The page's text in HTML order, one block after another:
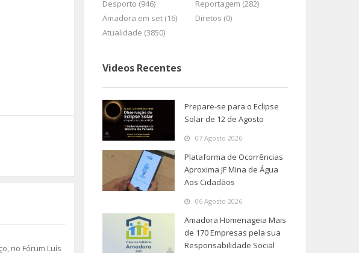
no Fórum Luís
Desporto (946)
Reportagem (282)
Amadora em set (16)
Diretos (0)
Atualidade (3850)
Videos Recentes
Prepare-se para o Eclipse
Solar de 12 de Agosto
07 Agosto 2026
Plataforma de Ocorrências
Aproxima JF Mina de Água
Aos Cidadãos
06 Agosto 2026
Amadora Homenageia Mais
de 170 Empresas pela sua
Responsabilidade Social